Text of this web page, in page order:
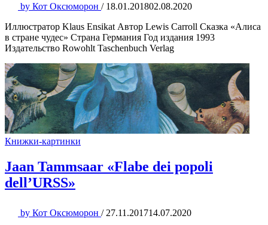
by Кот Оксюморон / 18.01.201802.08.2020
Иллюстратор Klaus Ensikat Автор Lewis Carroll Сказка «Алиса
в стране чудес» Страна Германия Год издания 1993
Издательство Rowohlt Taschenbuch Verlag
Книжки-картинки
Jaan Tammsaar «Flabe dei popoli
dell’URSS»
by Кот Оксюморон / 27.11.201714.07.2020